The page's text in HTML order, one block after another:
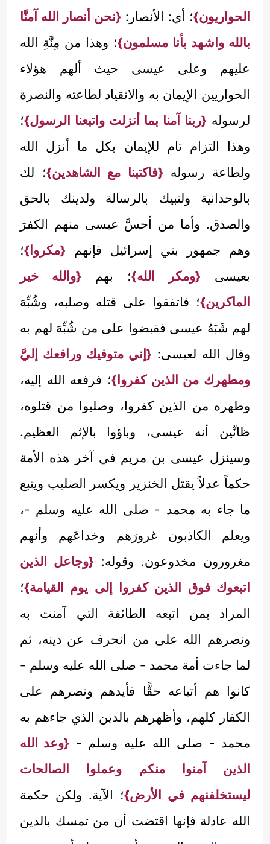
الحواريون}؛ أي: الأنصار: {نحن أنصار الله آمنَّا
بالله واشهد بأنا مسلمون}؛ وهذا من مِنَّةِ الله
عليهم وعلى عيسى حيث ألهم هؤلاء
الحواريين الإيمان به والانقياد لطاعته والنصرة
لرسوله {ربنا آمنا بما أنزلت واتبعنا الرسول}؛
وهذا التزام تام للإيمان بكل ما أنزل الله
ولطاعة رسوله {فاكتبنا مع الشاهدين}؛ لك
بالوحدانية ولنبيك بالرسالة ولدينك بالحق
والصدق. وأما من أحسَّ عيسى منهم الكفرَ
وهم جمهور بني إسرائيل فإنهم {مكروا}؛
بعيسى {ومكر الله}؛ بهم {والله خير
الماكرين}؛ فاتفقوا على قتله وصلبه، وشُبِّهَ
لهم شَبَهُ عيسى فقبضوا على من شُبِّهَ لهم به
وقال الله لعيسى: {إني متوفيك ورافعك إليَّ
ومطهرك من الذين كفروا}؛ فرفعه الله إليه،
وطهره من الذين كفروا، وصلبوا من قتلوه،
ظانِّين أنه عيسى، وباؤوا بالإثم العظيم.
وسينزل عيسى بن مريم في آخر هذه الأمة
حكماً عدلاً يقتل الخنزير ويكسر الصليب ويتبع
ما جاء به محمد - صلى الله عليه وسلم -،
ويعلم الكاذبون غرورَهم وخداعَهم وأنهم
مغرورون مخدوعون. وقوله: {وجاعل الذين
اتبعوك فوق الذين كفروا إلى يوم القيامة}؛
المراد بمن اتبعه الطائفة التي آمنت به
ونصرهم الله على من انحرف عن دينه، ثم
لما جاءت أمة محمد - صلى الله عليه وسلم -
كانوا هم أتباعه حقًّا فأيدهم ونصرهم على
الكفار كلهم، وأظهرهم بالدين الذي جاءهم به
محمد - صلى الله عليه وسلم - {وعد الله
الذين آمنوا منكم وعملوا الصالحات
ليستخلفنهم في الأرض}؛ الآية. ولكن حكمة
الله عادلة فإنها اقتضت أن من تمسك بالدين